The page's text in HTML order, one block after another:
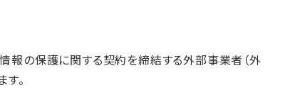
報の保護に関する契約を締結する外部事業者（外
。